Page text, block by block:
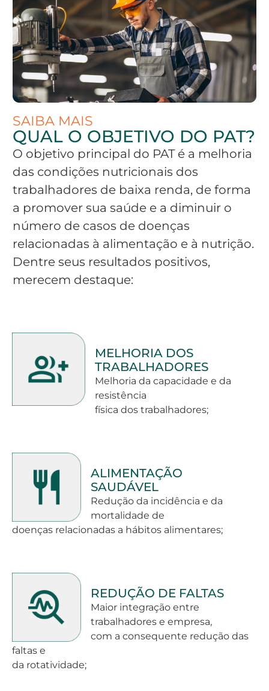
SAIBA MAIS
QUAL O OBJETIVO DO PAT?
O objetivo principal do PAT é a melhoria
das condições nutricionais dos
trabalhadores de baixa renda, de forma
a promover sua saúde e a diminuir o
número de casos de doenças
relacionadas à alimentação e à nutrição.
Dentre seus resultados positivos,
merecem destaque:
MELHORIA DOS
TRABALHADORES
Melhoria da capacidade e da
resistência
física dos trabalhadores;
ALIMENTAÇÃO
SAUDÁVEL
Redução da incidência e da
mortalidade de
doenças relacionadas a hábitos alimentares;
REDUÇÃO DE FALTAS
Maior integração entre
trabalhadores e empresa,
com a consequente redução das
faltas e
da rotatividade;